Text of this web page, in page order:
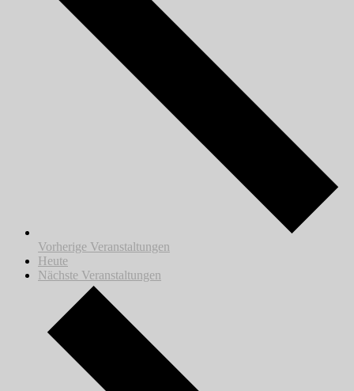
Vorherige Veranstaltungen
Heute
Nächste Veranstaltungen